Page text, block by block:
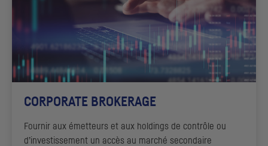
CORPORATE BROKERAGE
Fournir aux émetteurs et aux holdings de contrôle ou
d’investissement un accès au marché secondaire